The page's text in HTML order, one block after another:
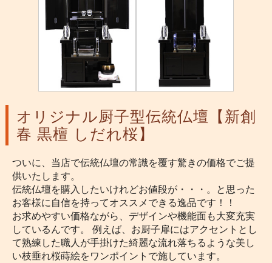
オリジナル厨子型伝統仏壇【新創
春 黒檀 しだれ桜】
ついに、当店で伝統仏壇の常識を覆す驚きの価格でご提
供いたします。
伝統仏壇を購入したいけれどお値段が・・・。と思った
お客様に自信を持ってオススメできる逸品です！！
お求めやすい価格ながら、デザインや機能面も大変充実
しているんです。 例えば、お厨子扉にはアクセントとし
て熟練した職人が手掛けた綺麗な流れ落ちるような美し
い枝垂れ桜蒔絵をワンポイントで施しています。